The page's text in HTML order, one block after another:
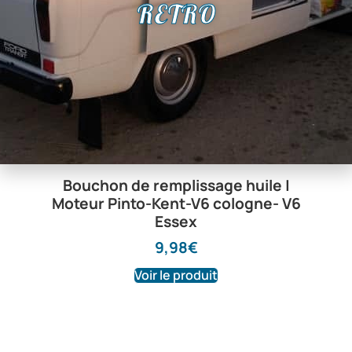
Bouchon de remplissage huile |
Moteur Pinto-Kent-V6 cologne- V6
Essex
9,98€
Voir le produit
RETRO